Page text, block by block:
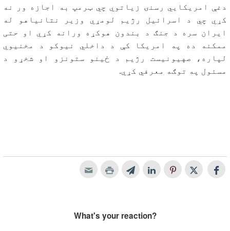
دغې امریکایي رسنۍ زیاتوي چي ټرمپ به اجازه ور نه
کړي چي د اسرائیل رژیم لومړي وزیر نتانیاهو له
ایران سره د جنګ د بندون هوکړه ورانه کړي او حتی
ممکنه ده په امریکا کې د داخلي نیوکو د مخنیوي
لپاره، صهیونیست رژیم د ځینو ستونزو او شخړو د
مسئول په توګه معرفي کړي.